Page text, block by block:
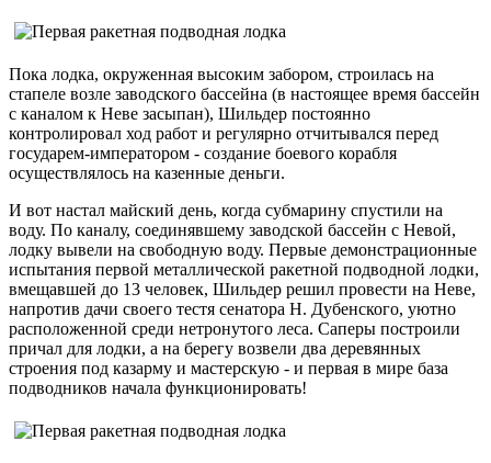
Пока лодка, окруженная высоким забором, строилась на
стапеле возле заводского бассейна (в настоящее время бассейн
с каналом к Неве засыпан), Шильдер постоянно
контролировал ход работ и регулярно отчитывался перед
государем-императором - создание боевого корабля
осуществлялось на казенные деньги.
И вот настал майский день, когда субмарину спустили на
воду. По каналу, соединявшему заводской бассейн с Невой,
лодку вывели на свободную воду. Первые демонстрационные
испытания первой металлической ракетной подводной лодки,
вмещавшей до 13 человек, Шильдер решил провести на Неве,
напротив дачи своего тестя сенатора Н. Дубенского, уютно
расположенной среди нетронутого леса. Саперы построили
причал для лодки, а на берегу возвели два деревянных
строения под казарму и мастерскую - и первая в мире база
подводников начала функционировать!